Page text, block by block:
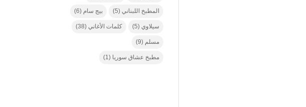
المطبخ اللبناني (5) بيج سام (6)
سيلاوي (5) كلمات الأغاني (38)
مسلم (9)
مطبخ عشاق سوريا (1)